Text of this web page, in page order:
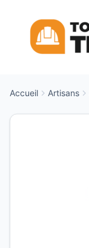
contenu
Accueil Artisans